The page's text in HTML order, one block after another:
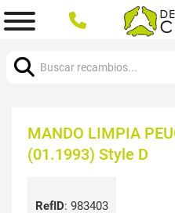
MANDO LIMPIA
(01.1993) Style D
RefID: 983403